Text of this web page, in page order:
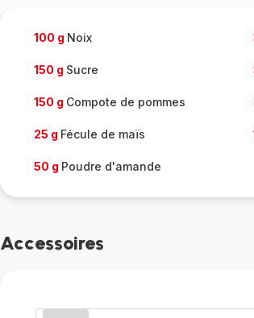
100 g Noix
150 g Sucre
150 g Compote de pommes
25 g Fécule de maïs
50 g Poudre d'amande
Accessoires